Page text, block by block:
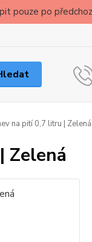
pouze po
na pití 0,7 litru | Zelená
Zelená